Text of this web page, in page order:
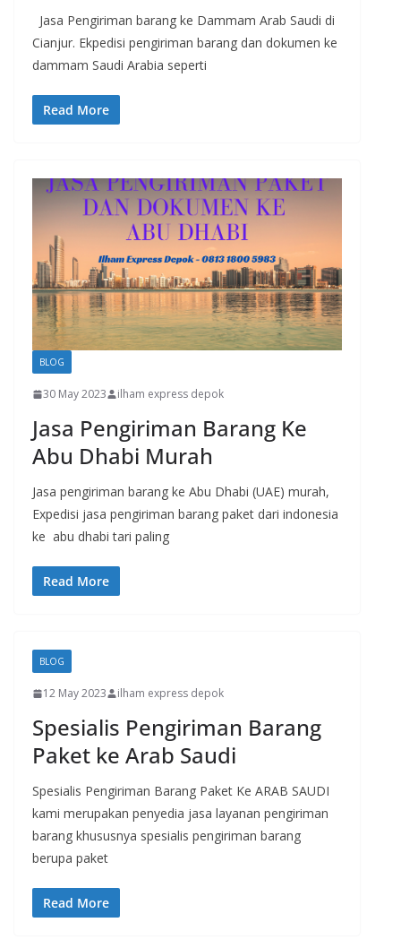
Jasa Pengiriman barang ke Dammam Arab Saudi di
Cianjur. Ekpedisi pengiriman barang dan dokumen ke
dammam Saudi Arabia seperti
Read More
BLOG
30 May 2023 ilham express depok
Jasa Pengiriman Barang Ke
Abu Dhabi Murah
Jasa pengiriman barang ke Abu Dhabi (UAE) murah,
Expedisi jasa pengiriman barang paket dari indonesia
ke abu dhabi tari paling
Read More
BLOG
12 May 2023 ilham express depok
Spesialis Pengiriman Barang
Paket ke Arab Saudi
Spesialis Pengiriman Barang Paket Ke ARAB SAUDI
kami merupakan penyedia jasa layanan pengiriman
barang khususnya spesialis pengiriman barang
berupa paket
Read More